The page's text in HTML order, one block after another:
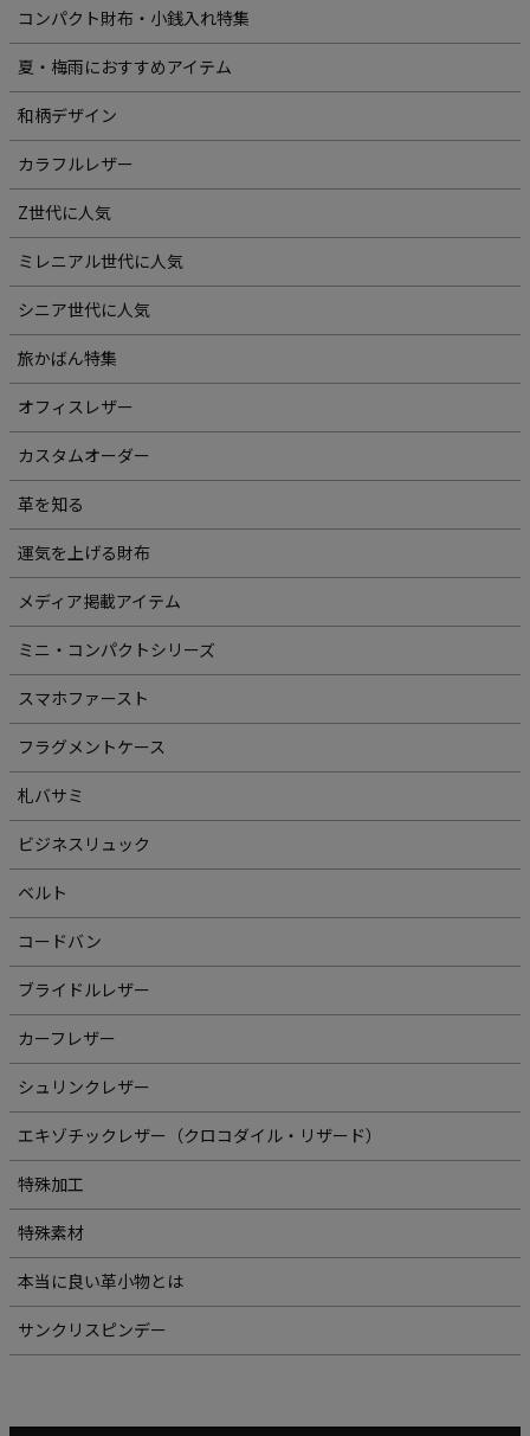
コンパクト財布・小銭入れ特集
夏・梅雨におすすめアイテム
和柄デザイン
カラフルレザー
Z世代に人気
ミレニアル世代に人気
シニア世代に人気
旅かばん特集
オフィスレザー
カスタムオーダー
革を知る
運気を上げる財布
メディア掲載アイテム
ミニ・コンパクトシリーズ
スマホファースト
フラグメントケース
札バサミ
ビジネスリュック
ベルト
コードバン
ブライドルレザー
カーフレザー
シュリンクレザー
エキゾチックレザー（クロコダイル・リザード）
特殊加工
特殊素材
本当に良い革小物とは
サンクリスピンデー